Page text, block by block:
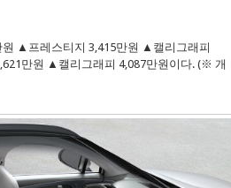
원 ▲프레스티지 3,415만원 ▲캘리그래피
만원 ▲캘리그래피 4,087만원이다. (※ 개